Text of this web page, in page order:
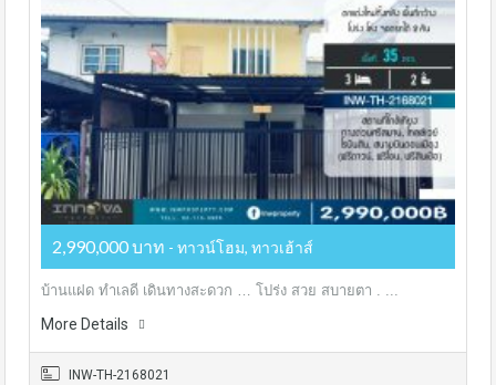
2,990,000 บาท - ทาวน์โฮม, ทาวเฮ้าส์
บ้านแฝด ทำเลดี เดินทางสะดวก … โปร่ง สวย สบายตา . ...
More Details
INW-TH-2168021